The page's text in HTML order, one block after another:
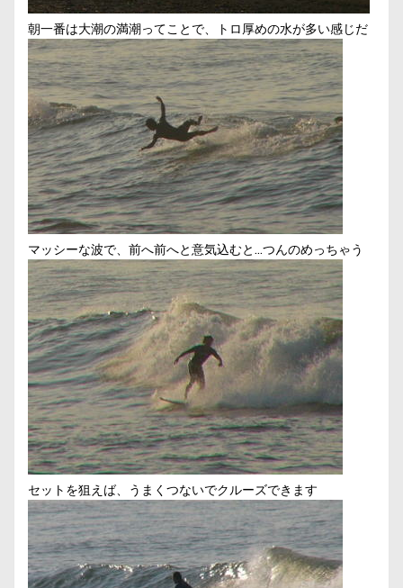
朝一番は大潮の満潮ってことで、トロ厚めの水が多い感じだ
マッシーな波で、前へ前へと意気込むと…つんのめっちゃう
セットを狙えば、うまくつないでクルーズできます